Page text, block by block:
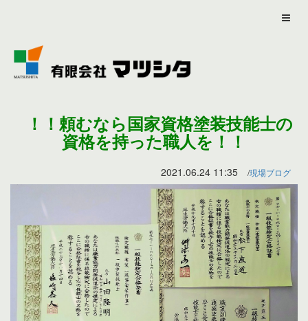
！！頼むなら国家資格塗装技能士の
資格を持った職人を！！
2021.06.24 11:35 現場ブログ